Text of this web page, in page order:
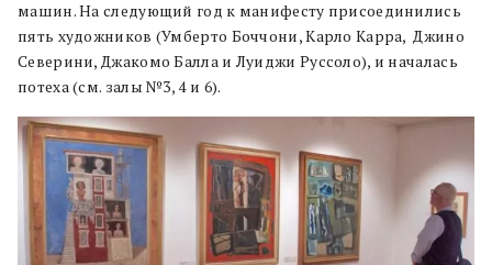
машин. На следующий год к манифесту присоединились
пять художников (Умберто Боччони, Карло Карра, Джино
Северини, Джакомо Балла и Луиджи Руссоло), и началась
потеха (см. залы №3, 4 и 6).